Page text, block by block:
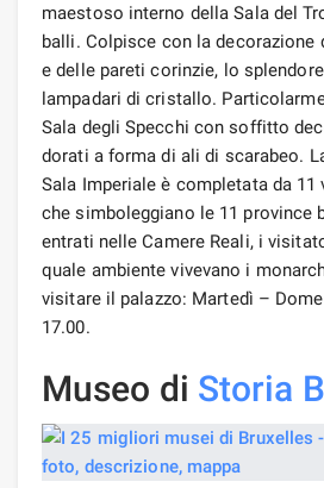
maestoso interno della Sala del
balli. Colpisce con la decorazione
e delle pareti corinzie, lo
lampadari di cristallo.
Sala degli Specchi con soffitto
dorati a forma di ali di scarabeo.
Sala Imperiale è completata da
che simboleggiano le 11 province
entrati nelle Camere Reali, i
quale ambiente vivevano i
visitare il palazzo: Martedì –
17.00.
Museo di Storia